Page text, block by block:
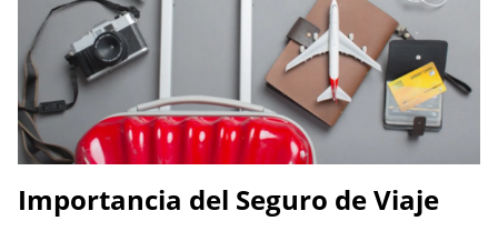
Importancia del Seguro de Viaje